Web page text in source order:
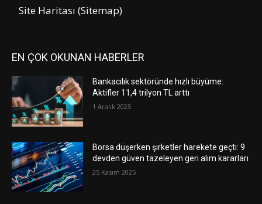
Site Haritası (Sitemap)
EN ÇOK OKUNAN HABERLER
Bankacılık sektöründe hızlı büyüme:
Aktifler 11,4 trilyon TL arttı
1 Aralık 2025
Borsa düşerken şirketler harekete geçti: 9
devden güven tazeleyen geri alım kararları
25 Kasım 2025